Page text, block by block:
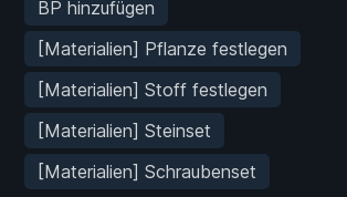
BP hinzufügen
[Materialien] Pflanze festlegen
[Materialien] Stoff festlegen
[Materialien] Steinset
[Materialien] Schraubenset